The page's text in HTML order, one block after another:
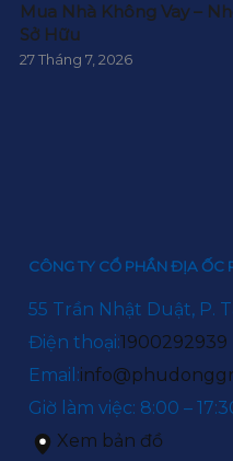
Mua Nhà Không Vay –
Sở Hữu
27 Tháng 7, 2026
CÔNG TY CỔ PHẦN ĐỊA ỐC
55 Trần Nhật Duật, P.
Điện thoại:1900292939
Email:
Giờ làm việc: 8:00 –
Xem bản đồ